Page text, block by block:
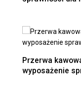
Przerwa
wyposażenie